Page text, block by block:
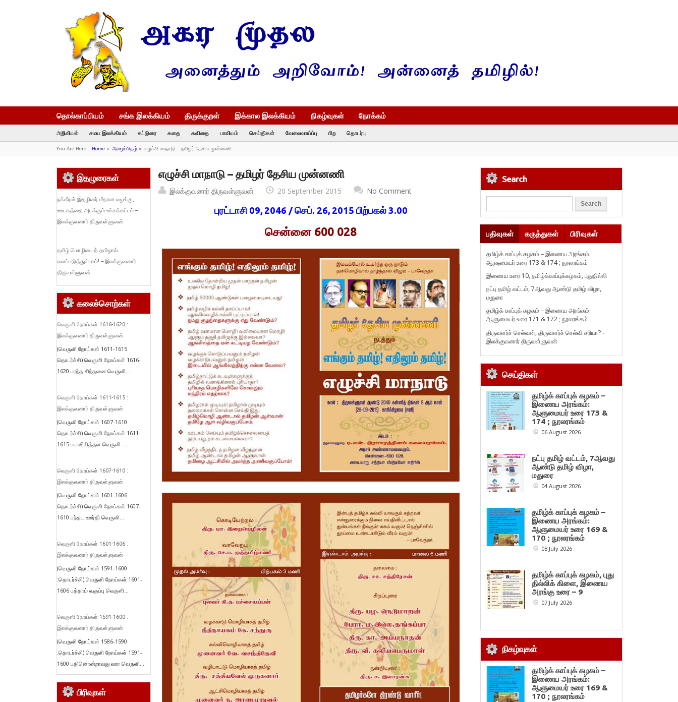
தொல்காப்பியம் சங்க இலக்கியம் திருக்குறள் இக்கால இலக்கியம் நிகழ்வுகள் நோக்கம்
அறிவியல் சமய இலக்கியம் கட்டுரை கதை கவிதை பாவியம் செய்திகள் வேலைவாய்ப்பு பிற தொடர்பு
You Are Here : Home» அழைப்பிதழ் » எழுச்சி மாநாடு – தமிழர் தேசிய முன்னணி
எழுச்சி மாநாடு – தமிழர் தேசிய முன்னணி
இலக்குவனார் திருவள்ளுவன் 20 September 2015 No Comment
புரட்டாசி 09, 2046 / செப். 26, 2015 பிற்பகல் 3.00
சென்னை 600 028
இதழுரைகள்
நக்கீரன் இதழினர் மீதான வழக்கு,
ஊடகத்தை அடக்கும் உச்சக்கட்டம் –
இலக்குவனார் திருவள்ளுவன்
தமிழ் மொழியைத் தமிழால்
வளப்படுத்துவோம்! – இலக்குவனார்
திருவள்ளுவன்
கலைச்சொற்கள்
வெருளி நோய்கள் 1616-1620 :
இலக்குவனார் திருவள்ளுவன்
(வெருளி நோய்கள் 1611-1615
தொடர்ச்சி) வெருளி நோய்கள் 1616-
1620 பரந்த சிந்தனை வெருளி...
வெருளி நோய்கள் 1611-1615 :
இலக்குவனார் திருவள்ளுவன்
(வெருளி நோய்கள் 1607-1610
தொடர்ச்சி) வெருளி நோய்கள் 1611-
1615 பயனிலித்தள வெருளி -...
வெருளி நோய்கள் 1607-1610 :
இலக்குவனார் திருவள்ளுவன்
(வெருளி நோய்கள் 1601-1606
தொடர்ச்சி) வெருளி நோய்கள் 1607-
1610 பந்தய ஊர்தி வெருளி...
வெருளி நோய்கள் 1601-1606 :
இலக்குவனார் திருவள்ளுவன்
(வெருளி நோய்கள் 1591-1600
:தொடர்ச்சி) வெருளி நோய்கள் 1601-
1606 பத்தாம் வகுப்பு வெருளி...
வெருளி நோய்கள் 1591-1600 :
இலக்குவனார் திருவள்ளுவன்
(வெருளி நோய்கள் 1586-1590
:தொடர்ச்சி) வெருளி நோய்கள் 1591-
1600 பதினொன்றாவது வார வெருளி...
பிரிவுகள்
Search
பதிவுகள் கருத்துகள் பிரிவுகள்
தமிழ்க் காப்புக் கழகம் – இணைய அரங்கம்:
ஆளுமையர் உரை 173 & 174 ; நூலரங்கம்
இணைய உரை 10, தமிழ்க்காப்புக்கழகம், புதுதில்லி
நட்பு தமிழ் வட்டம், 7ஆவது ஆண்டு தமிழ் விழா,
மதுரை
தமிழ்க் காப்புக் கழகம் – இணைய அரங்கம்:
ஆளுமையர் உரை 171 & 172 ; நூலரங்கம்
திருவளர்ச் செல்வன், திருவளர்ச் செல்வி சரியா? –
இலக்குவனார் திருவள்ளுவன்
செய்திகள்
தமிழ்க் காப்புக் கழகம் –
இணைய அரங்கம்:
ஆளுமையர் உரை 173 &
174 ; நூலரங்கம்
06 August 2026
நட்பு தமிழ் வட்டம், 7ஆவது
ஆண்டு தமிழ் விழா,
மதுரை
04 August 2026
தமிழ்க் காப்புக் கழகம் –
இணைய அரங்கம்:
ஆளுமையர் உரை 169 &
170 ; நூலரங்கம்
08 July 2026
தமிழ்க் காப்புக் கழகம், புது
தில்லிக் கிளை, இணைய
அரங்கு உரை – 9
07 July 2026
நிகழ்வுகள்
தமிழ்க் காப்புக் கழகம் –
இணைய அரங்கம்:
ஆளுமையர் உரை 169 &
170 ; நூலரங்கம்